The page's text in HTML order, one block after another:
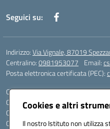
Cookies e altri
Il nostro Istituto non utilizza
Seguici su:
Indirizzo:Via Vignale, 87019
Centralino:0981953077 Email:
Posta elettronica certificata (PEC):
Codice fiscale: 94018300783
Codice meccanografico:
Codice Indice delle Pubbliche
Codice unico di fatturazione (CUF):